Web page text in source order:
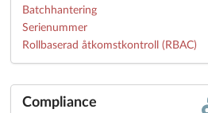
Batchhantering
Serienummer
Rollbaserad åtkomstkontroll (RBAC)
Compliance